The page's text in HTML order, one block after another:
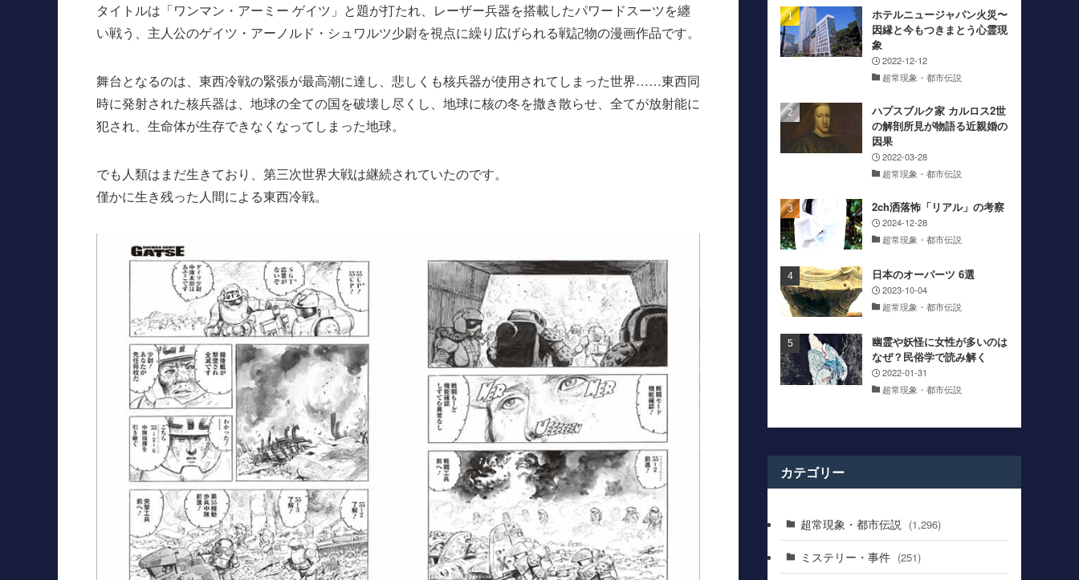
タイトルは「ワンマン・アーミー ゲイツ」と題が打たれ、レーザー兵器を搭載したパワードスーツを纏
い戦う、主人公のゲイツ・アーノルド・シュワルツ少尉を視点に繰り広げられる戦記物の漫画作品です。
舞台となるのは、東西冷戦の緊張が最高潮に達し、悲しくも核兵器が使用されてしまった世界……東西同
時に発射された核兵器は、地球の全ての国を破壊し尽くし、地球に核の冬を撒き散らせ、全てが放射能に
犯され、生命体が生存できなくなってしまった地球。
でも人類はまだ生きており、第三次世界大戦は継続されていたのです。
僅かに生き残った人間による東西冷戦。
ホテルニュージャパン火災〜
因縁と今もつきまとう心霊現
象
2022-12-12
超常現象・都市伝説
ハプスブルク家 カルロス2世
の解剖所見が物語る近親婚の
因果
2022-03-28
超常現象・都市伝説
2ch洒落怖「リアル」の考察
2024-12-28
超常現象・都市伝説
日本のオーパーツ 6選
2023-10-04
超常現象・都市伝説
幽霊や妖怪に女性が多いのは
なぜ？民俗学で読み解く
2022-01-31
超常現象・都市伝説
カテゴリー
超常現象・都市伝説 (1,296)
ミステリー・事件 (251)